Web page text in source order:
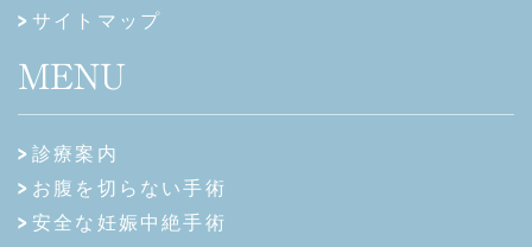
サイトマップ
MENU
診療案内
お腹を切らない手術
安全な妊娠中絶手術